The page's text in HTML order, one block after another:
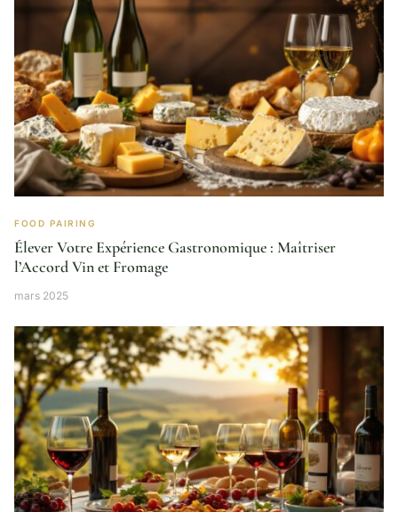
FOOD PAIRING
Élever Votre Expérience Gastronomique : Maîtriser
l’Accord Vin et Fromage
mars 2025